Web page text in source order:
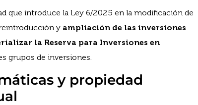
que introduce la Ley 6/2025 en la modificación de
y ampliación de las inversiones
la Reserva para Inversiones en
grupos de inversiones.
y propiedad